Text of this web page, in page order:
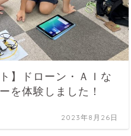
】ドローン・ＡＩな
を体験しました！
2023年8月26日